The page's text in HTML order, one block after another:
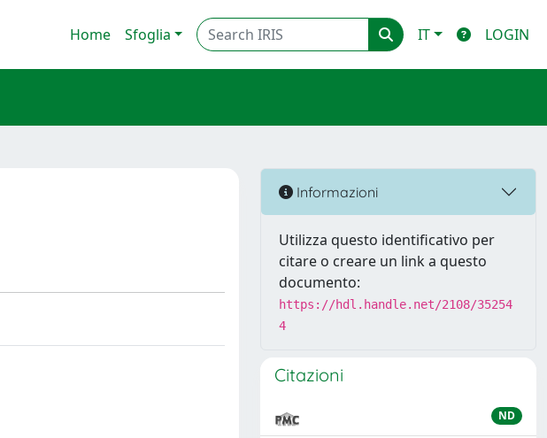
Home Sfoglia IT LOGIN
Informazioni
Utilizza questo identificativo per
citare o creare un link a questo
documento:
https://hdl.handle.net/2108/35254
4
Citazioni
ND